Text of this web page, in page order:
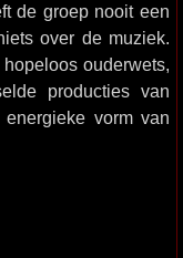
de groep nooit een
over de muziek.
ouderwets,
producties van
vorm van